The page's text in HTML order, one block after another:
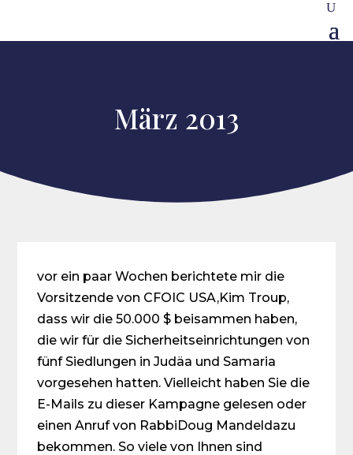
März 2013
vor ein paar Wochen berichtete mir die
Vorsitzende von CFOIC USA,Kim Troup,
dass wir die 50.000 $ beisammen haben,
die wir für die Sicherheitseinrichtungen von
fünf Siedlungen in Judäa und Samaria
vorgesehen hatten. Vielleicht haben Sie die
E-Mails zu dieser Kampagne gelesen oder
einen Anruf von RabbiDoug Mandeldazu
bekommen. So viele von Ihnen sind